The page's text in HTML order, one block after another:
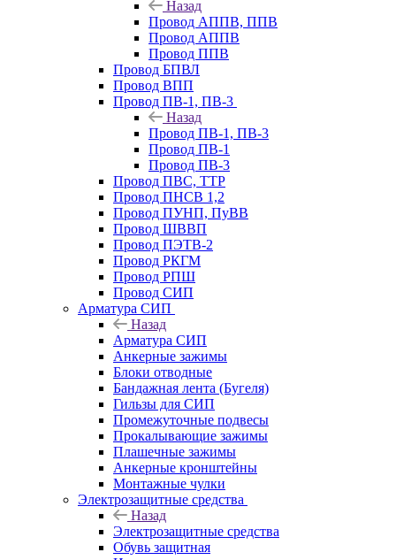
Назад
Провод АППВ, ППВ
Провод АППВ
Провод ППВ
Провод БПВЛ
Провод ВПП
Провод ПВ-1, ПВ-3
Назад
Провод ПВ-1, ПВ-3
Провод ПВ-1
Провод ПВ-3
Провод ПВС, ТТР
Провод ПНСВ 1,2
Провод ПУНП, ПуВВ
Провод ШВВП
Провод ПЭТВ-2
Провод РКГМ
Провод РПШ
Провод СИП
Арматура СИП
Назад
Арматура СИП
Анкерные зажимы
Блоки отводные
Бандажная лента (Бугеля)
Гильзы для СИП
Промежуточные подвесы
Прокалывающие зажимы
Плашечные зажимы
Анкерные кронштейны
Монтажные чулки
Электрозащитные средства
Назад
Электрозащитные средства
Обувь защитная